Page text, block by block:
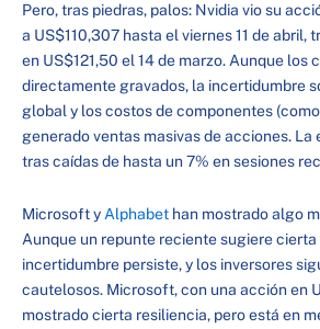
Pero, tras piedras, palos: Nvidia vio su
a US$110,307 hasta el viernes 11 de abril,
en US$121,50 el 14 de marzo. Aunque los
directamente gravados, la incertidumbre
global y los costos de componentes
generado ventas masivas de acciones. La
tras caídas de hasta un 7% en sesiones
Microsoft y Alphabet han mostrado algo
Aunque un repunte reciente sugiere cierta
incertidumbre persiste, y los inversores
cautelosos. Microsoft, con una acción en
mostrado cierta resiliencia, pero está en